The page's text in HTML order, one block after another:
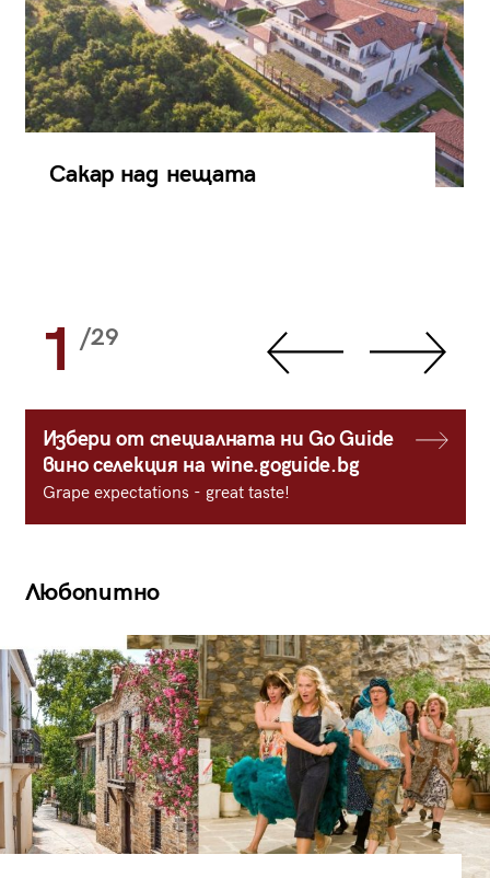
Сакар над нещата
1 /29
Избери от специалната ни Go Guide
вино селекция на wine.goguide.bg
Grape expectations - great taste!
Любопитно